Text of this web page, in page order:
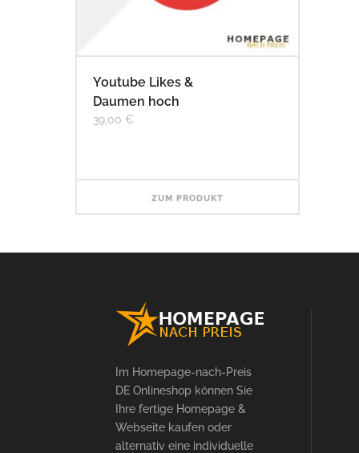
Youtube Likes &
Daumen hoch
39,00 €
ZUM PRODUKT
Im Homepage-nach-Preis
DE Onlineshop können Sie
Ihre fertige Homepage &
Webseite kaufen oder
alternativ eine individuelle